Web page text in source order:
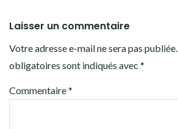
Laisser un commentaire
Votre adresse e-mail ne sera pas publiée.
obligatoires sont indiqués avec *
Commentaire*